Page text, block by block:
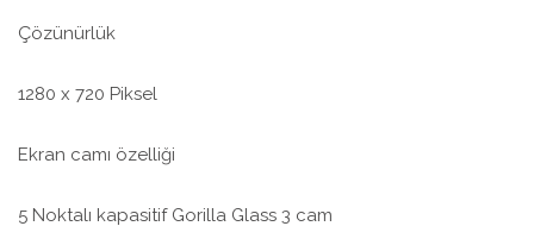
Çözünürlük
1280 x 720 Piksel
Ekran camı özelliği
5 Noktalı kapasitif Gorilla Glass 3 cam